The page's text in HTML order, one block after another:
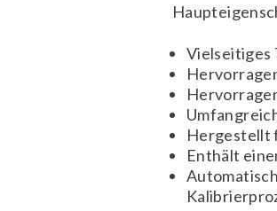
Vielseitiges
Hergestellt
Enthält